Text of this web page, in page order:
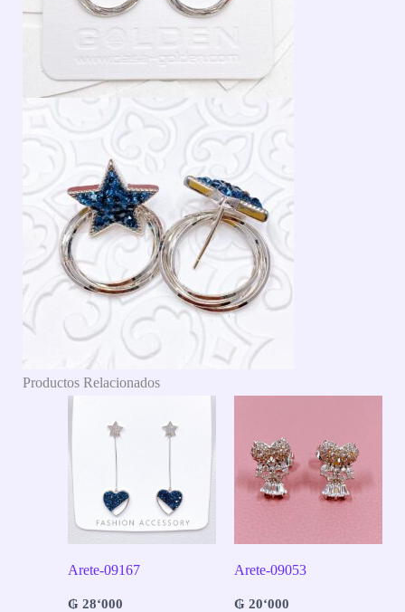
Productos Relacionados
Arete-09167
₲28‘000
Arete-09053
₲20‘000